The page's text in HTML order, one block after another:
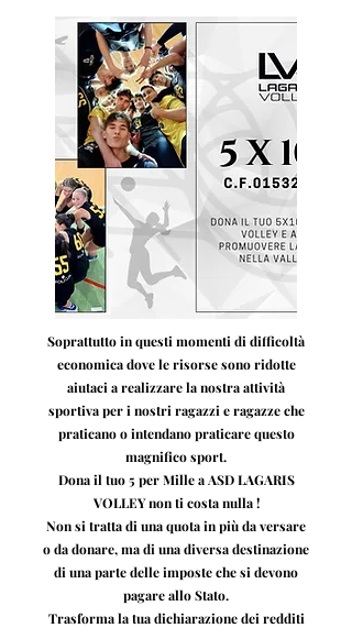
Soprattutto in questi momenti di difficoltà
economica dove le risorse sono ridotte
aiutaci a realizzare la nostra attività
sportiva per i nostri ragazzi e ragazze che
praticano o intendano praticare questo
magnifico sport.
Dona il tuo 5 per Mille a ASD LAGARIS
VOLLEY non ti costa nulla !
Non si tratta di una quota in più da versare
o da donare, ma di una diversa destinazione
di una parte delle imposte che si devono
pagare allo Stato.
Trasforma la tua dichiarazione dei redditi